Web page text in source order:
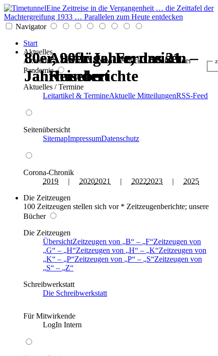
Eine Zeitreise in die Vergangenheit … die Zeittafel der
Machtergreifung 1933 … Parallelen zum Heute entdecken
Navigator
Start
Aktuelles
Aktuelles * Termine * Seitenüberblick * Chronik einer
Pandemie
Aktuelles / Termine
Leitartikel & TermineAktuelle MitteilungenRSS-Feed
Seitenübersicht
SitemapImpressumDatenschutz
Corona-Chronik
2019 | 20202021 | 20222023 | 2025
Die Zeitzeugen
100 Zeitzeugen stellen sich vor * Zeitzeugenberichte; unsere
Bücher
Die Zeitzeugen
ÜbersichtZeitzeugen von B – F Zeitzeugen von
G
– H Zeitzeugen von H – K Zeitzeugen von
K
– P Zeitzeugen von P – S Zeitzeugen von
S
–
Z
Schreibwerkstatt
Die Schreibwerkstatt
Für Mitwirkende
LogIn Intern
80er, 90er Jahre; das 21.
Jahrhundert
Ausflüge, Fernreisen –
Reiseberichte
80er, 90er Jahre; das 21.
Jahrhundert
80er, 90er Jahre; das 21.
Jahrhundert
Ausflüge, Fernreisen –
Reiseberichte
80er, 90er Jahre; das 21.
Jahrhundert